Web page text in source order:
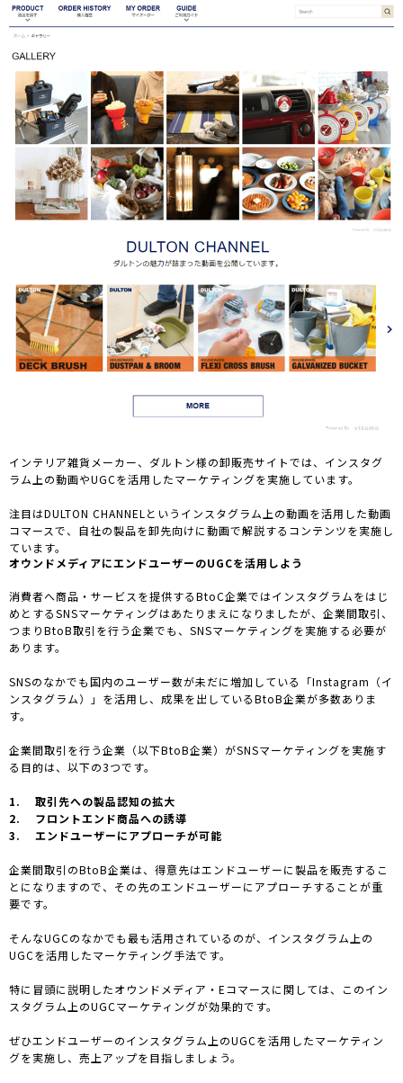
インテリア雑貨メーカー、ダルトン様の卸販売サイトでは、インスタグ
ラム上の動画やUGCを活用したマーケティングを実施しています。
注目はDULTON CHANNELというインスタグラム上の動画を活用した動画
コマースで、自社の製品を卸先向けに動画で解説するコンテンツを実施し
ています。
オウンドメディアにエンドユーザーのUGCを活用しよう
消費者へ商品・サービスを提供するBtoC企業ではインスタグラムをはじ
めとするSNSマーケティングはあたりまえになりましたが、企業間取引、
つまりBtoB取引を行う企業でも、SNSマーケティングを実施する必要が
あります。
SNSのなかでも国内のユーザー数が未だに増加している「Instagram（イ
ンスタグラム）」を活用し、成果を出しているBtoB企業が多数ありま
す。
企業間取引を行う企業（以下BtoB企業）がSNSマーケティングを実施す
る目的は、以下の3つです。
1. 取引先への製品認知の拡大
2. フロントエンド商品への誘導
3. エンドユーザーにアプローチが可能
企業間取引のBtoB企業は、得意先はエンドユーザーに製品を販売するこ
とになりますので、その先のエンドユーザーにアプローチすることが重
要です。
そんなUGCのなかでも最も活用されているのが、インスタグラム上の
UGCを活用したマーケティング手法です。
特に冒頭に説明したオウンドメディア・Eコマースに関しては、このイン
スタグラム上のUGCマーケティングが効果的です。
ぜひエンドユーザーのインスタグラム上のUGCを活用したマーケティン
グを実施し、売上アップを目指しましょう。